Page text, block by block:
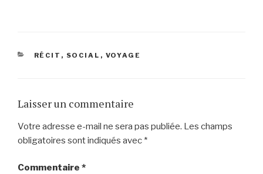
CATÉGORIES
RÉCIT , SOCIAL , VOYAGE
Laisser un commentaire
Votre adresse e-mail ne sera pas publiée. Les champs
obligatoires sont indiqués avec *
Commentaire *